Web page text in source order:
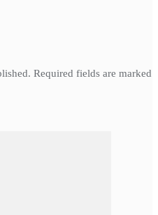
Required fields are marked